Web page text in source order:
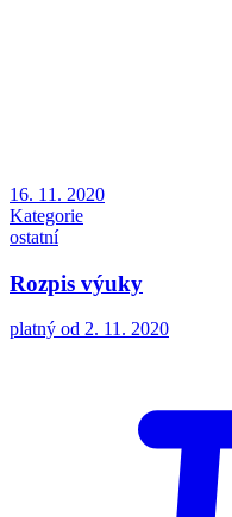
16. 11. 2020
Kategorie
ostatní
Rozpis výuky
platný od 2. 11. 2020